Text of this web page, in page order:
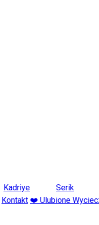
Kadriye
Serik
Kontakt ❤️ Ulubione